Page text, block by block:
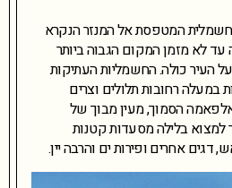
המטפסת אל המנזר הנקרא
לא מזמן המקום הגבוה ביותר
העיר כולה. החשמליות העתיקות
במעלה רחובות תלולים וצרים
הסמוך, מעין מבוך של
בלילה מסעדות קטנות
אחרים ופירות ים והרבה יין.